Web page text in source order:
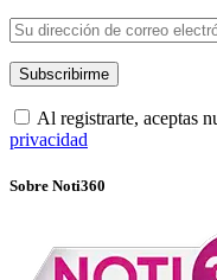
Al registrarte, aceptas
privacidad
Sobre Noti360